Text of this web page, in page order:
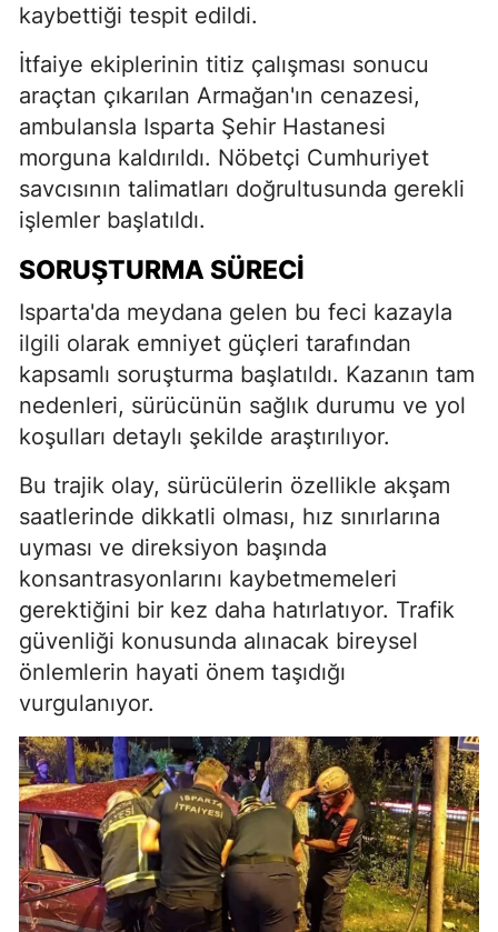
kaybettiği tespit edildi.
İtfaiye ekiplerinin titiz çalışması sonucu
araçtan çıkarılan Armağan'ın cenazesi,
ambulansla Isparta Şehir Hastanesi
morguna kaldırıldı. Nöbetçi Cumhuriyet
savcısının talimatları doğrultusunda gerekli
işlemler başlatıldı.
SORUŞTURMA SÜRECI
Isparta'da meydana gelen bu feci kazayla
ilgili olarak emniyet güçleri tarafından
kapsamlı soruşturma başlatıldı. Kazanın tam
nedenleri, sürücünün sağlık durumu ve yol
koşulları detaylı şekilde araştırılıyor.
Bu trajik olay, sürücülerin özellikle akşam
saatlerinde dikkatli olması, hız sınırlarına
uyması ve direksiyon başında
konsantrasyonlarını kaybetmemeleri
gerektiğini bir kez daha hatırlatıyor. Trafik
güvenliği konusunda alınacak bireysel
önlemlerin hayati önem taşıdığı
vurgulanıyor.